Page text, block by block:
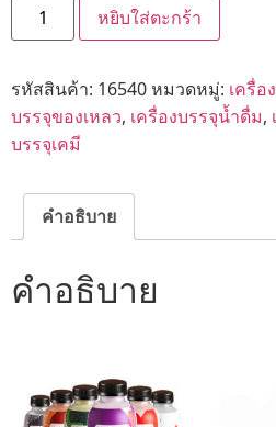
หยิบใส่ตะกร้า
รหัสสินค้า: 16540หมวดหมู่: เครื่อ
บรรจุของเหลว, เครื่องบรรจุน้ำดื่ม,
บรรจุเคมี
คำอธิบาย
คำอธิบาย